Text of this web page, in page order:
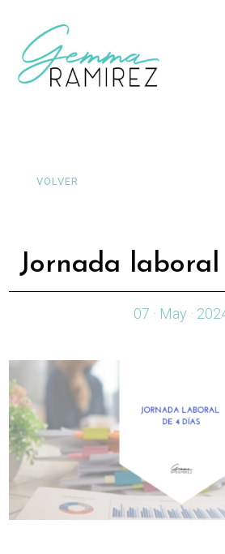
VOLVER
Jornada
07 · May ·